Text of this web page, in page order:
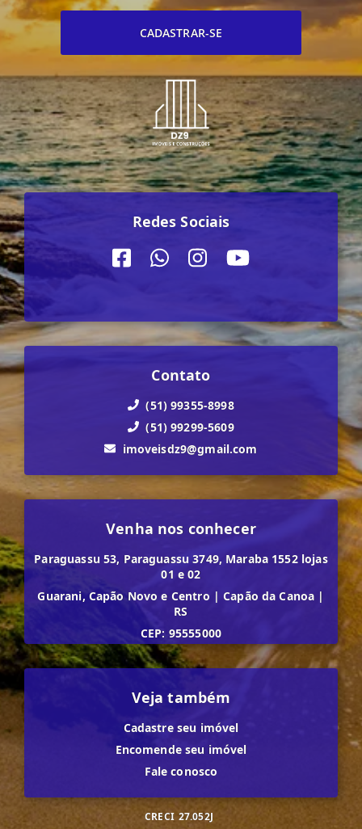
CADASTRAR-SE
Redes Sociais
Contato
(51) 99355-8998
(51) 99299-5609
imoveisdz9@gmail.com
Venha nos conhecer
Paraguassu 53, Paraguassu 3749, Maraba 1552 lojas
01 e 02
Guarani, Capão Novo e Centro | Capão da Canoa |
RS
CEP: 95555000
Veja também
Cadastre seu imóvel
Encomende seu imóvel
Fale conosco
CRECI 27.052J